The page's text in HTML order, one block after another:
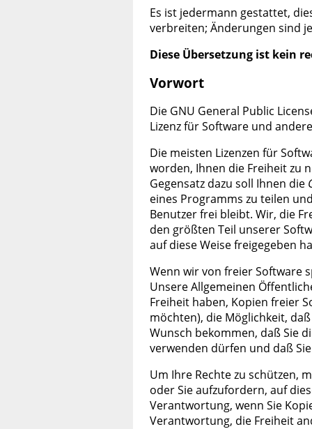
Es ist jedermann gestattet,
verbreiten; Änderungen sind
Diese Übersetzung ist kein
Vorwort
Die GNU General Public
Lizenz für Software und
Die meisten Lizenzen für
worden, Ihnen die Freiheit zu
Gegensatz dazu soll Ihnen die
eines Programms zu teilen
Benutzer frei bleibt. Wir, die
den größten Teil unserer
auf diese Weise freigegeben
Wenn wir von freier Software
Unsere Allgemeinen
Freiheit haben, Kopien freier
möchten), die Möglichkeit,
Wunsch bekommen, daß Sie
verwenden dürfen und daß
Um Ihre Rechte zu schützen,
oder Sie aufzufordern, auf
Verantwortung, wenn Sie
Verantwortung, die Freiheit